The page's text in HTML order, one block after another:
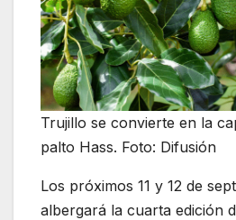
Trujillo se convierte en la
palto Hass. Foto: Difusión
Los próximos 11 y 12 de
albergará la cuarta edición